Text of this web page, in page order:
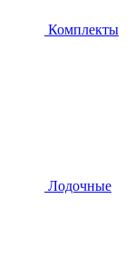
Комплекты
Лодочные